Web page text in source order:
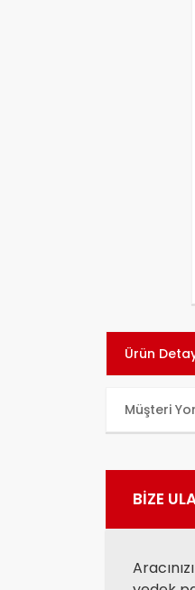
Ürün
Müşteri
BİZE